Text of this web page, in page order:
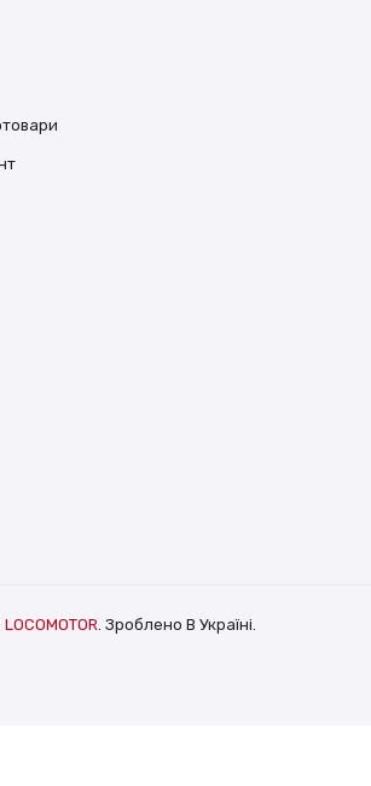
LOCOMOTOR. Зроблено В Україні.